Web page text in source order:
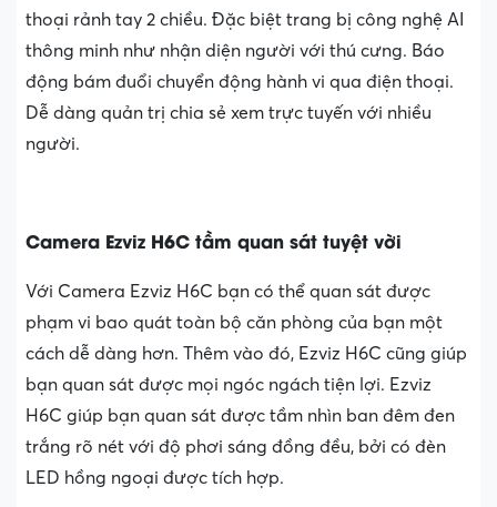
thoại rảnh tay 2 chiều. Đặc biệt trang bị công nghệ AI
thông minh như nhận diện người với thú cưng. Báo
động bám đuổi chuyển động hành vi qua điện thoại.
Dễ dàng quản trị chia sẻ xem trực tuyến với nhiều
người.
Camera Ezviz H6C tầm quan sát tuyệt vời
Với Camera Ezviz H6C bạn có thể quan sát được
phạm vi bao quát toàn bộ căn phòng của bạn một
cách dễ dàng hơn. Thêm vào đó, Ezviz H6C cũng giúp
bạn quan sát được mọi ngóc ngách tiện lợi. Ezviz
H6C giúp bạn quan sát được tầm nhìn ban đêm đen
trắng rõ nét với độ phơi sáng đồng đều, bởi có đèn
LED hồng ngoại được tích hợp.